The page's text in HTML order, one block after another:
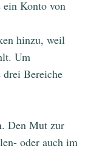
ein Konto von
hinzu, weil
Um
drei Bereiche
Den Mut zur
oder auch im